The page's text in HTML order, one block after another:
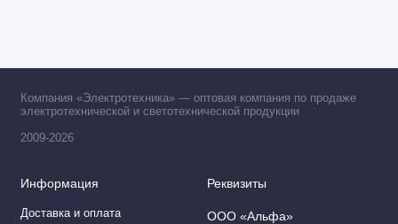
Компания «Электротехника» — оптовая компания по продаже
электротехнической и светотехнической продукции
2009-2026
Информация
Доставка и оплата
Реквизиты
ООО «Альфа»